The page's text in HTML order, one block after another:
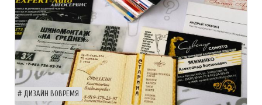
ДИЗАЙН ВОВРЕМЯ